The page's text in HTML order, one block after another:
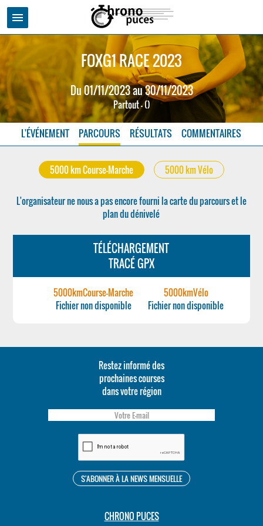
menu
FOXG1 RACE 2023
Du 01/11/2023 au 30/11/2023
Partout - ()
L'ÉVÉNEMENT PARCOURS RÉSULTATS COMMENTAIRES
5000 km Course-Marche 5000 km Vélo
L'organisateur ne nous a pas encore fourni la carte du parcours et le
plan du dénivelé
TÉLÉCHARGEMENT
TRACÉ GPX
5000kmCourse-Marche
Fichier non disponible
5000kmVélo
Fichier non disponible
Restez informé des
prochaines courses
dans votre région
CHRONO PUCES